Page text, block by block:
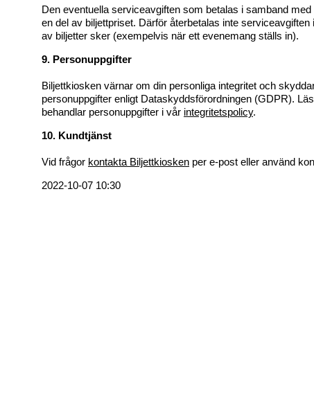
Den eventuella serviceavgiften som betalas i samband med
en del av biljettpriset. Därför återbetalas inte serviceavgiften
av biljetter sker (exempelvis när ett evenemang ställs in).
9. Personuppgifter
Biljettkiosken värnar om din personliga integritet och
personuppgifter enligt Dataskyddsförordningen (GDPR).
behandlar personuppgifter i vår integritetspolicy.
10. Kundtjänst
Vid frågor kontakta Biljettkiosken per e-post eller använd
2022-10-07 10:30